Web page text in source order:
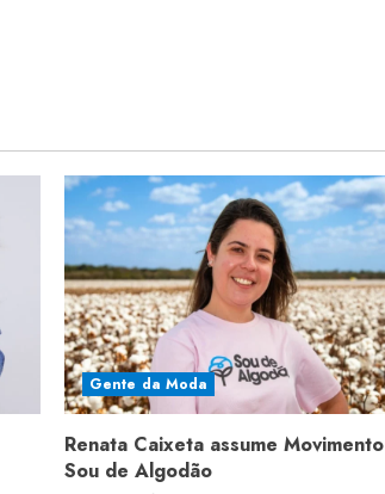
Gente da Moda
Renata Caixeta assume Movimento
Sou de Algodão